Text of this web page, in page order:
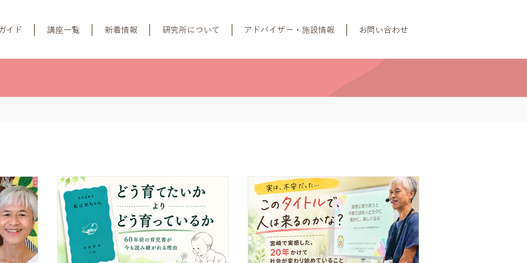
イド 講座一覧 新着情報 研究所について アドバイザー・施設情報 お問い合わせ